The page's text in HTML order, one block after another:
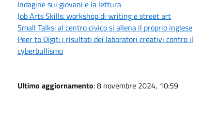
Indagine sui giovani e la lettura
Job Arts Skills: workshop di writing e street art
Small Talks: al centro civico si allena il proprio inglese
Peer to Digit: i risultati dei laboratori creativi contro il
cyberbullismo
Ultimo aggiornamento: 8 novembre 2024, 10:59